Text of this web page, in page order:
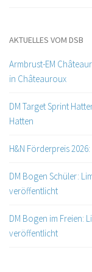
AKTUELLES VOM DSB
Armbrust-EM
in Châteauroux
DM Target Sprint
Hatten
H&N Förderpreis
DM Bogen Schüler:
veröffentlicht
DM Bogen im Freien:
veröffentlicht